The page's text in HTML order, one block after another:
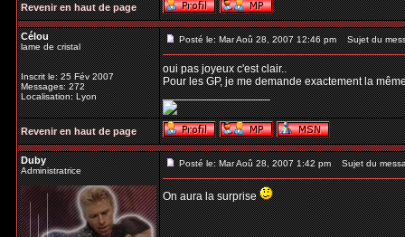
Revenir en haut de page
Célou
lame de cristal
Inscrit le: 25 Fév 2007
Messages: 272
Localisation: Lyon
Posté le: Mar Aoû 28, 2007 12:46 pm Sujet du
oui pas joyeux c'est clair..
Pour les GP, je me demande exactement la
_________________
Revenir en haut de page
Duby
Administratrice
Posté le: Mar Aoû 28, 2007 1:42 pm Sujet du
On aura la surprise